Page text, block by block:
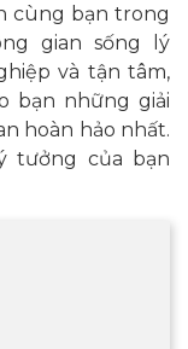
cùng bạn trong
gian sống lý
và tận tâm,
bạn những giải
hoàn hảo nhất.
tưởng của bạn